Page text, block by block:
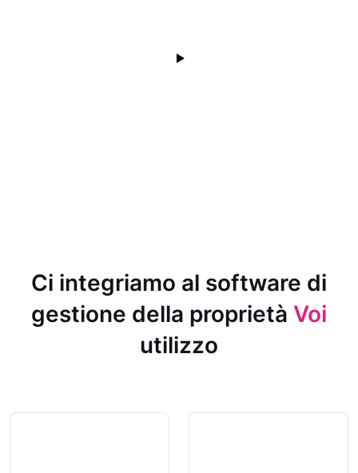
Ci integriamo al software di
gestione della proprietà Voi
utilizzo